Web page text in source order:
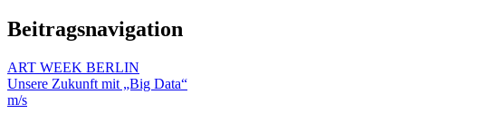
Beitragsnavigation
ART WEEK BERLIN
Unsere Zukunft mit „Big Data“
m/s